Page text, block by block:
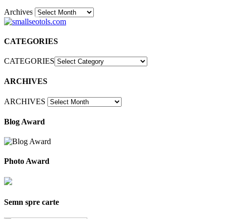
Archives30
CATEGORIES
CATEGORIES
ARCHIVES
ARCHIVES
Blog Award
Photo Award
Semn spre carte